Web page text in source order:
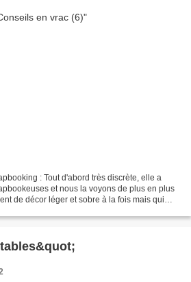
: Tout d'abord très discrète, elle a
et nous la voyons de plus en plus
de décor léger et sobre à la fois mais qui